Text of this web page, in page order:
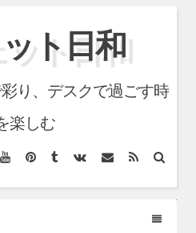
ト日和
り、デスクで過ごす時
楽しむ
YouTubePinterest
TumblrVK
メ
RSS